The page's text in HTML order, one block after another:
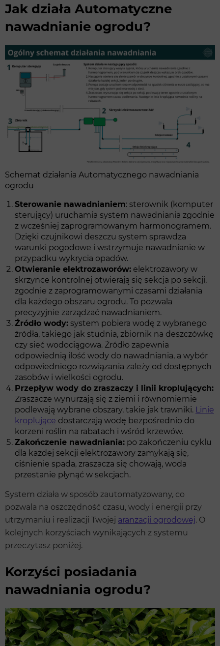
Jak działa Automatyczne
nawadnianie ogrodu?
Schemat działania Automatycznego nawadniania
ogrodu
Sterowanie nawadnianiem: sterownik (komputer
sterujący) uruchamia system nawadniania zgodnie
z wcześniej zaprogramowanym harmonogramem.
Dzięki czujnikowi deszczu system sprawdza
warunki pogodowe i wstrzymuje nawadnianie w
przypadku wykrycia opadów.
Otwieranie elektrozaworów: elektrozawory w
skrzynce kontrolnej otwierają się sekcja po sekcji,
zgodnie z zaprogramowanymi czasami działania
dla każdego obszaru ogrodu. To pozwala
precyzyjnie zarządzać nawadnianiem.
Źródło wody: system pobiera wodę z wybranego
źródła, takiego jak studnia, zbiornik na deszczówkę
czy sieć wodociągowa. Źródło zapewnia
odpowiednią ilość wody do nawadniania, a wybór
odpowiedniego rozwiązania zależy od dostępnych
zasobów i wielkości ogrodu.
Przepływ wody do zraszaczy i linii kroplujących:
Zraszacze wynurzają się z ziemi i równomiernie
podlewają wybrane obszary, takie jak trawniki. Linie
kroplujące dostarczają wodę bezpośrednio do
korzeni roślin na rabatach i wśród krzewów.
Zakończenie nawadniania: po zakończeniu cyklu
dla każdej sekcji elektrozawory zamykają się,
ciśnienie spada, zraszacza się chowają, woda
przestanie płynąć w sekcjach.
System działa w sposób zautomatyzowany, co
pozwala na oszczędność czasu, wody i energii przy
utrzymaniu i realizacji Twojej aranżacji ogrodowej. O
kolejnych korzyściach wynikających z systemu
przeczytasz poniżej.
Korzyści posiadania
nawadniania ogrodu?